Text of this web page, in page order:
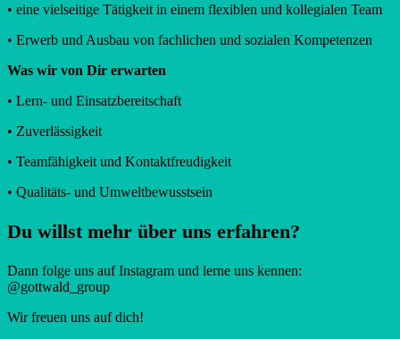
• eine vielseitige Tätigkeit in einem flexiblen und kollegialen Team
• Erwerb und Ausbau von fachlichen und sozialen Kompetenzen
Was wir von Dir erwarten
• Lern- und Einsatzbereitschaft
• Zuverlässigkeit
• Teamfähigkeit und Kontaktfreudigkeit
• Qualitäts- und Umweltbewusstsein
Du willst mehr über uns erfahren?
Dann folge uns auf Instagram und lerne uns kennen:
@gottwald_group
Wir freuen uns auf dich!